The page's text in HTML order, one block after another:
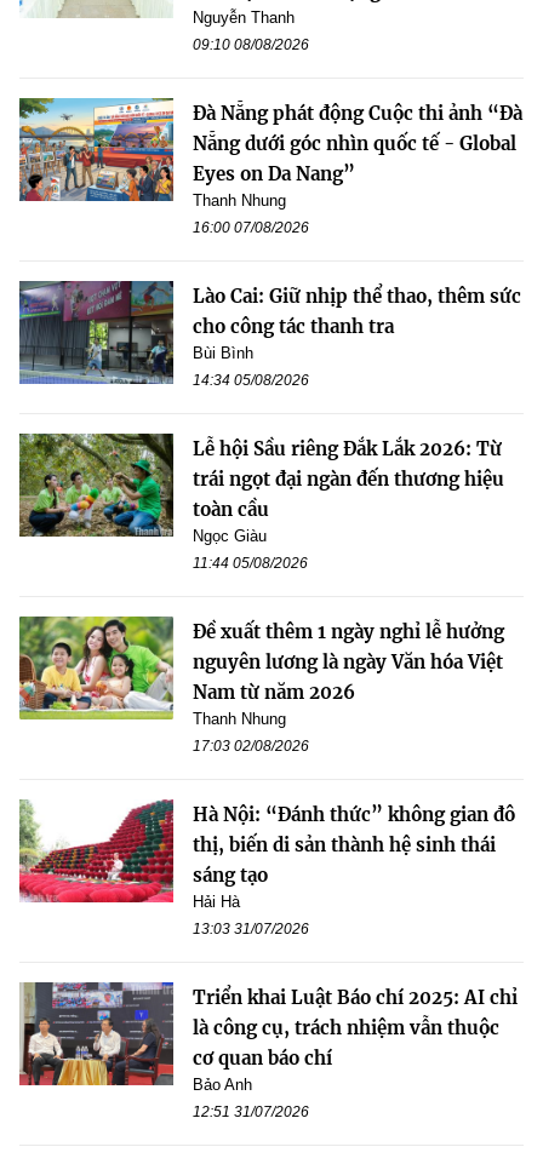
Nguyễn Thanh
09:10 08/08/2026
Đà Nẵng phát động Cuộc thi ảnh “Đà
Nẵng dưới góc nhìn quốc tế - Global
Eyes on Da Nang”
Thanh Nhung
16:00 07/08/2026
Lào Cai: Giữ nhịp thể thao, thêm sức
cho công tác thanh tra
Bùi Bình
14:34 05/08/2026
Lễ hội Sầu riêng Đắk Lắk 2026: Từ
trái ngọt đại ngàn đến thương hiệu
toàn cầu
Ngọc Giàu
11:44 05/08/2026
Đề xuất thêm 1 ngày nghỉ lễ hưởng
nguyên lương là ngày Văn hóa Việt
Nam từ năm 2026
Thanh Nhung
17:03 02/08/2026
Hà Nội: “Đánh thức” không gian đô
thị, biến di sản thành hệ sinh thái
sáng tạo
Hải Hà
13:03 31/07/2026
Triển khai Luật Báo chí 2025: AI chỉ
là công cụ, trách nhiệm vẫn thuộc
cơ quan báo chí
Bảo Anh
12:51 31/07/2026